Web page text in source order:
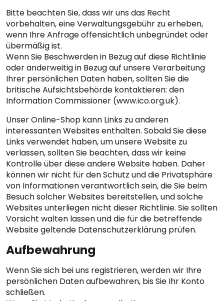
Bitte beachten Sie, dass wir uns das Recht
vorbehalten, eine Verwaltungsgebühr zu erheben,
wenn Ihre Anfrage offensichtlich unbegründet oder
übermäßig ist.
Wenn Sie Beschwerden in Bezug auf diese Richtlinie
oder anderweitig in Bezug auf unsere Verarbeitung
Ihrer persönlichen Daten haben, sollten Sie die
britische Aufsichtsbehörde kontaktieren: den
Information Commissioner (www.ico.org.uk).
Unser Online-Shop kann Links zu anderen
interessanten Websites enthalten. Sobald Sie diese
Links verwendet haben, um unsere Website zu
verlassen, sollten Sie beachten, dass wir keine
Kontrolle über diese andere Website haben. Daher
können wir nicht für den Schutz und die Privatsphäre
von Informationen verantwortlich sein, die Sie beim
Besuch solcher Websites bereitstellen, und solche
Websites unterliegen nicht dieser Richtlinie. Sie sollten
Vorsicht walten lassen und die für die betreffende
Website geltende Datenschutzerklärung prüfen.
Aufbewahrung
Wenn Sie sich bei uns registrieren, werden wir Ihre
persönlichen Daten aufbewahren, bis Sie Ihr Konto
schließen.